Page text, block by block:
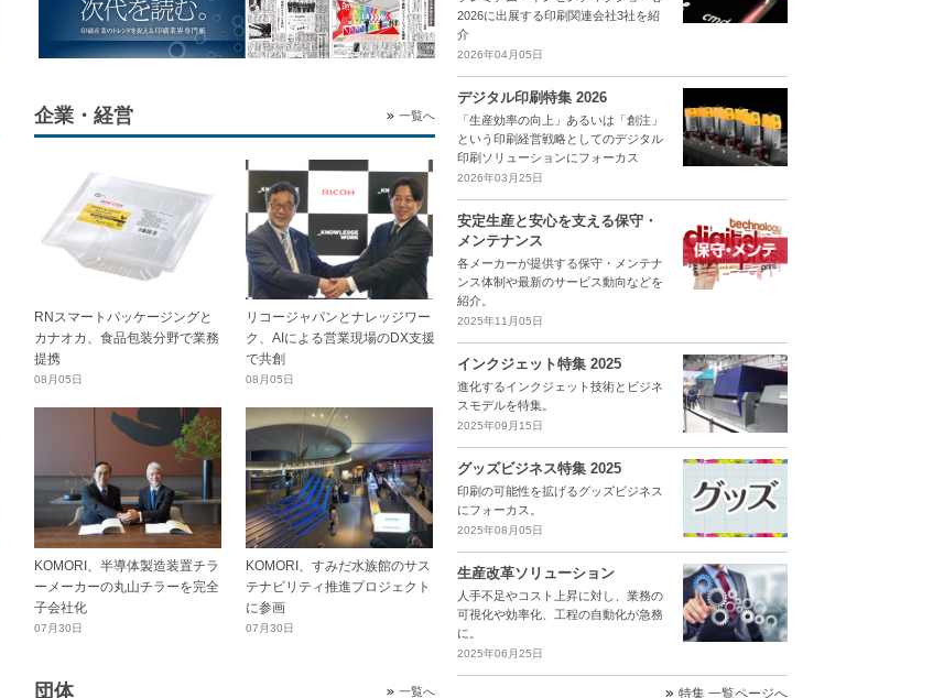
企業・経営 一覧へ
RNスマートパッケージングと
カナオカ、食品包装分野で業務
提携
08月05日
リコージャパンとナレッジワー
ク、AIによる営業現場のDX支援
で共創
08月05日
KOMORI、半導体製造装置チラ
ーメーカーの丸山チラーを完全
子会社化
07月30日
KOMORI、すみだ水族館のサス
テナビリティ推進プロジェクト
に参画
07月30日
団体 一覧へ
2026に出展する印刷関連会社3社を紹
介
2026年04月05日
デジタル印刷特集 2026
「生産効率の向上」あるいは「創注」
という印刷経営戦略としてのデジタル
印刷ソリューションにフォーカス
2026年03月25日
安定生産と安心を支える保守・
メンテナンス
各メーカーが提供する保守・メンテナ
ンス体制や最新のサービス動向などを
紹介。
2025年11月05日
インクジェット特集 2025
進化するインクジェット技術とビジネ
スモデルを特集。
2025年09月15日
グッズビジネス特集 2025
印刷の可能性を拡げるグッズビジネス
にフォーカス。
2025年08月05日
生産改革ソリューション
人手不足やコスト上昇に対し、業務の
可視化や効率化、工程の自動化が急務
に。
2025年06月25日
特集 一覧ページへ